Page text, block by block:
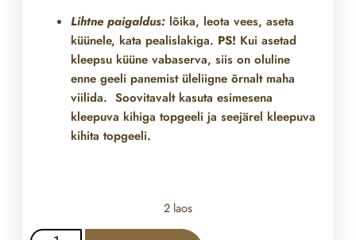
Lihtne paigaldus: lõika, leota vees, aseta
küünele, kata pealislakiga. PS! Kui asetad
kleepsu küüne vabaserva, siis on oluline
enne geeli panemist üleliigne õrnalt maha
viilida. Soovitavalt kasuta esimesena
kleepuva kihiga topgeeli ja seejärel kleepuva
kihita topgeeli.
2 laos